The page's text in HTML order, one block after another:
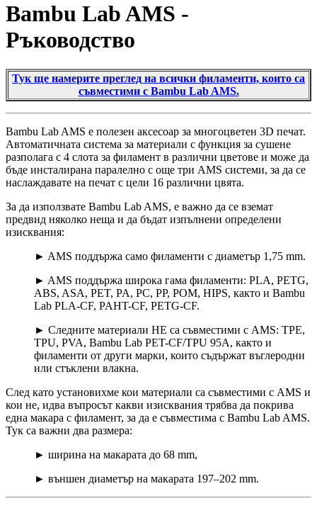
Bambu Lab AMS -
Ръководство
Тук ще намерите преглед на всички филаменти, които са
съвместими с Bambu Lab AMS.
Bambu Lab AMS е полезен аксесоар за многоцветен 3D печат.
Автоматичната система за материали с функция за сушене
разполага с 4 слота за филамент в различни цветове и може да
бъде инсталирана паралелно с още три AMS системи, за да се
наслаждавате на печат с цели 16 различни цвята.
За да използвате Bambu Lab AMS, е важно да се вземат
предвид няколко неща и да бъдат изпълнени определени
изисквания:
► AMS поддържа само филаменти с диаметър 1,75 mm.
► AMS поддържа широка гама филаменти: PLA, PETG,
ABS, ASA, PET, PA, PC, PP, POM, HIPS, както и Bambu
Lab PLA-CF, PAHT-CF, PETG-CF.
► Следните материали НЕ са съвместими с AMS: TPE,
TPU, PVA, Bambu Lab PET-CF/TPU 95A, както и
филаменти от други марки, които съдържат въглеродни
или стъклени влакна.
След като установихме кои материали са съвместими с AMS и
кои не, идва въпросът какви изисквания трябва да покрива
една макара с филамент, за да е съвместима с Bambu Lab AMS.
Тук са важни два размера:
► ширина на макарата до 68 mm,
► външен диаметър на макарата 197–202 mm.